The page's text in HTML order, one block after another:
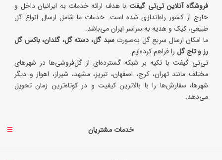
فروشگاه آنلاین تی‌تی گیفتبا هدف ارائه خدمات به ایرانیان داخل و
خارج از کشور راه‌اندازی شده است. خدمات ما شامل ارسال انواع گل
طبیعی، کیک و هدیه به سراسر ایران می‌باشد.
ما امکان ارسال سریع گل به‌صورتسبد گل، دسته گل، گلدان، باکس گل
رز و تاج گل را فراهم کرده‌ایم.
تی‌تی گیفت با تکیه بر شبکه گسترده‌ای از گل‌فروشی‌ها در شهرهای
مختلف مانند تهران، کرج، اصفهان، تبریز، مشهد، شیراز، اهواز و دیگر
شهرها، سفارش‌ها را با بالاترین کیفیت و در کوتاه‌ترین زمان تحویل
می‌دهد.
خدمات مشتریان